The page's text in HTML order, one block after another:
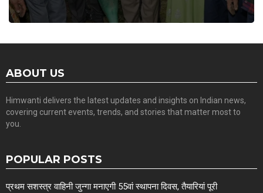
ABOUT US
Himwanti delivers the latest updates and insights on Indian news,
covering current events, trends, and stories that matter most to
you.
POPULAR POSTS
प्रथम सशस्त्र वाहिनी जुन्गा मनाएगी 55वां स्थापना दिवस, तैयारियां पूरी